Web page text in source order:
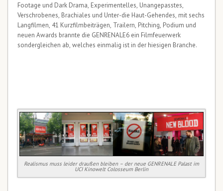
Footage und Dark Drama, Experimentelles, Unangepasstes,
Verschrobenes, Brachiales und Unter-die Haut-Gehendes, mit sechs
Langfilmen, 41 Kurzfilmbeiträgen, Trailern, Pitching, Podium und
neuen Awards brannte die GENRENALE6 ein Filmfeuerwerk
sondergleichen ab, welches einmalig ist in der hiesigen Branche.
Realismus muss leider draußen bleiben – der neue GENRENALE Palast im
UCI Kinowelt Colosseum Berlin